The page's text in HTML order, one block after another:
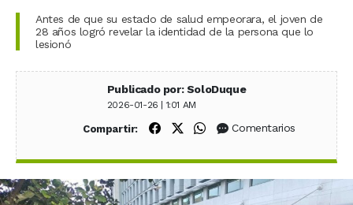
Antes de que su estado de salud empeorara, el joven de
28 años logró revelar la identidad de la persona que lo
lesionó
Publicado por: SoloDuque
2026-01-26 | 1:01 AM
Compartir: Compartir en Facebook
Compartir en X (Twitter)
Compartir en WhatsApp
Comentarios